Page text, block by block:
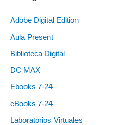
Adobe Digital Edition
Aula Present
Biblioteca Digital
DC MAX
Ebooks 7-24
eBooks 7-24
Laboratorios Virtuales